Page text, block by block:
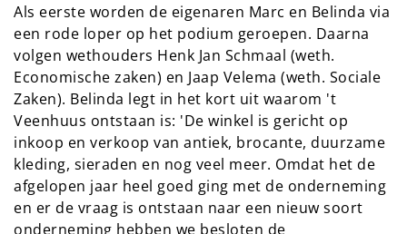
Als eerste worden de eigenaren Marc en Belinda via
een rode loper op het podium geroepen. Daarna
volgen wethouders Henk Jan Schmaal (weth.
Economische zaken) en Jaap Velema (weth. Sociale
Zaken). Belinda legt in het kort uit waarom 't
Veenhuus ontstaan is: 'De winkel is gericht op
inkoop en verkoop van antiek, brocante, duurzame
kleding, sieraden en nog veel meer. Omdat het de
afgelopen jaar heel goed ging met de onderneming
en er de vraag is ontstaan naar een nieuw soort
onderneming hebben we besloten de